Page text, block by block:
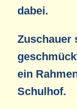
dabei.
Zuschauer
ein
Schulhof.